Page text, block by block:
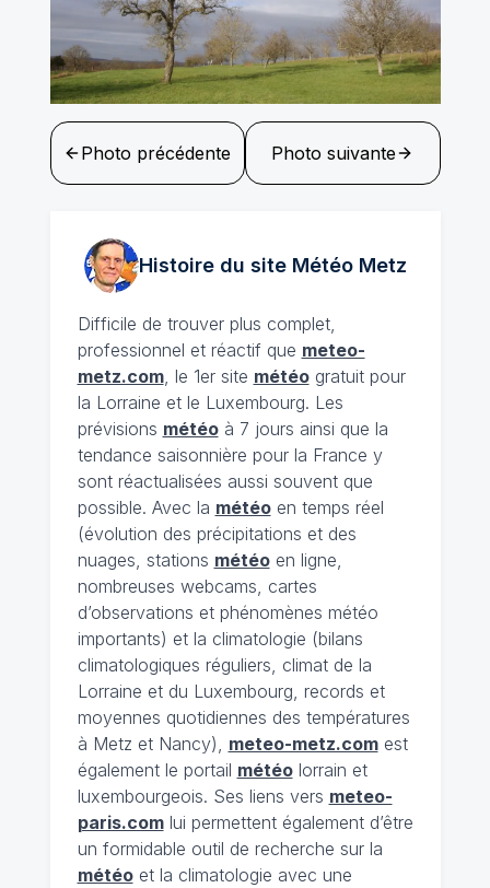
Photo précédente Photo suivante
Histoire du site MétéoMetz
Difficile de trouver plus complet,
professionnel et réactif que meteo-
metz.com, le 1er site météogratuit pour
la Lorraine et le Luxembourg. Les
prévisions météoà 7 jours ainsi que la
tendance saisonnière pour la France y
sont réactualisées aussi souvent que
possible. Avec la météoen temps réel
(évolution des précipitations et des
nuages, stations météoen ligne,
nombreuses webcams, cartes
d’observations et phénomènes météo
importants) et la climatologie (bilans
climatologiques réguliers, climat de la
Lorraine et du Luxembourg, records et
moyennes quotidiennes des températures
à Metz et Nancy), meteo-metz.comest
également le portail météolorrain et
luxembourgeois. Ses liens vers meteo-
paris.comlui permettent également d’être
un formidable outil de recherche sur la
météoet la climatologie avec une